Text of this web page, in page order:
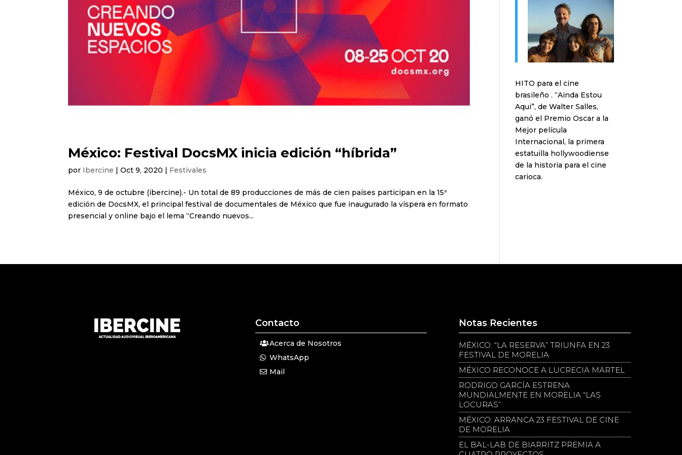
México: Festival DocsMX inicia edición “híbrida”
por Ibercine |Oct 9, 2020 | Festivales
México, 9 de octubre (ibercine).- Un total de 89 producciones de más de cien países participan en la 15ª
edición de DocsMX, el principal festival de documentales de México que fue inaugurado la víspera en formato
presencial y online bajo el lema “Creando nuevos...
HITO para el cine
brasileño . “Ainda Estou
Aqui”, de Walter Salles,
ganó el Premio Oscar a la
Mejor película
Internacional, la primera
estatuilla hollywoodiense
de la historia para el cine
carioca.
Contacto
Acerca de Nosotros
WhatsApp
Mail
Notas Recientes
MÉXICO: “LA RESERVA” TRIUNFA EN 23
FESTIVAL DE MORELIA
MÉXICO RECONOCE A LUCRECIA MARTEL
RODRIGO GARCÍA ESTRENA
MUNDIALMENTE EN MORELIA “LAS
LOCURAS”
MÉXICO: ARRANCA 23 FESTIVAL DE CINE
DE MORELIA
EL BAL-LAB DE BIARRITZ PREMIA A